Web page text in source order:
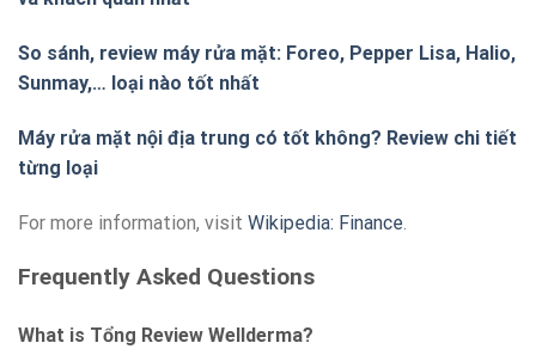
So sánh, review máy rửa mặt: Foreo, Pepper Lisa, Halio,
Sunmay,… loại nào tốt nhất
Máy rửa mặt nội địa trung có tốt không? Review chi tiết
từng loại
For more information, visit Wikipedia: Finance
Frequently Asked Questions
What is Tổng Review Wellderma?